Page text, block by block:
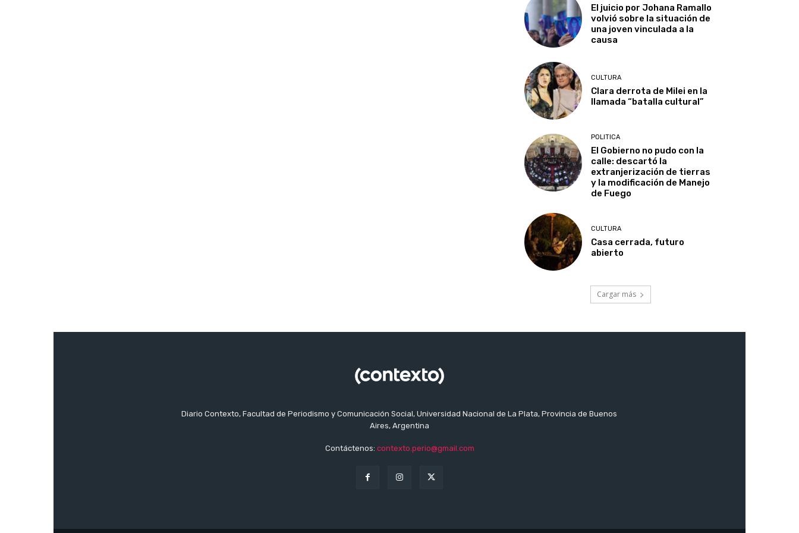
El juicio por Johana Ramallo
volvió sobre la situación de
una joven vinculada a la
causa
CULTURA
Clara derrota de Milei en la
llamada “batalla cultural”
POLITICA
El Gobierno no pudo con la
calle: descartó la
extranjerización de tierras
y la modificación de Manejo
de Fuego
CULTURA
Casa cerrada, futuro
abierto
Cargar más
Diario Contexto, Facultad de Periodismo y Comunicación Social, Universidad Nacional de La Plata, Provincia de Buenos
Aires, Argentina
Contáctenos: contexto.perio@gmail.com